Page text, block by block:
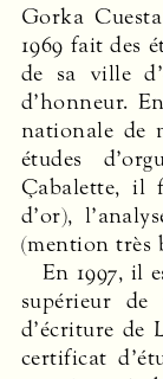
Gorka
1969 fait des
de sa ville
d’honneur.
nationale de
études
Çabalette, il
d’or),
(mention très
En 1997, il
supérieur
d’écriture
certificat